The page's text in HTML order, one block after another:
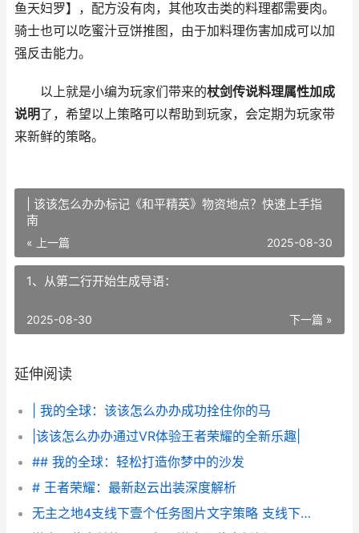
鱼天妇罗】，配方没有肉，其他攻击类的料理都需要肉。
骑士也可以吃蜜汁豆饼推图，由于加料理伤害加成可以加
强反击能力。
以上就是小编为玩家们带来的杖剑传说料理属性加成
说明了，希望以上策略可以帮助到玩家，会定期为玩家带
来新鲜的策略。
| 该该怎么办办标记《和平精英》物资地点？快速上手指
南
« 上一篇 2025-08-30
1、从第二行开始生成导语：
下一篇 »
2025-08-30
延伸阅读
| 我的全球：该该怎么办办成功拴住你的马
|该该怎么办办通过VR体验王者荣耀的全新乐趣|
## 我的全球：轻松打造你梦中的沙发
# 王者荣耀：最新赵云出装深度解析
无主之地4支线下壹个任务图片文字策略 支线下壹个任务如何做 无主之地4支线任务